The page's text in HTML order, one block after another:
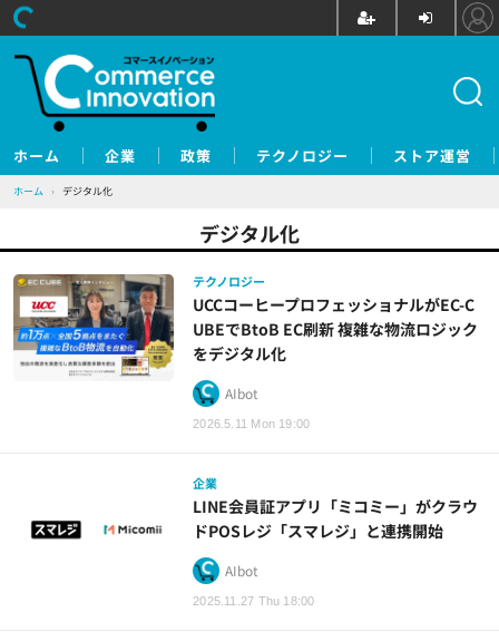
ホーム 企業 政策 テクノロジー ストア運営
ホーム › デジタル化
デジタル化
テクノロジー
2026.5.11 Mon 19:00
UCCコーヒープロフェッショナルがEC-C
UBEでBtoB EC刷新 複雑な物流ロジック
をデジタル化
AIbot
企業
2025.11.27 Thu 18:00
LINE会員証アプリ「ミコミー」がクラウ
ドPOSレジ「スマレジ」と連携開始
AIbot